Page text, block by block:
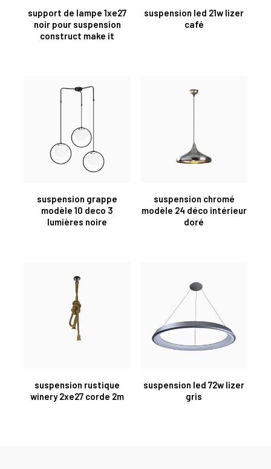
support de lampe 1xe27
noir pour suspension
construct make it
suspension led 21w lizer
café
suspension grappe
modèle 10 deco 3
lumières noire
suspension chromé
modèle 24 déco intérieur
doré
suspension rustique
winery 2xe27 corde 2m
suspension led 72w lizer
gris